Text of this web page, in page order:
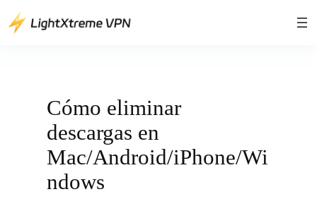
Saltar
Cómo eliminar
descargas en
Mac/Android/iPhone/Wi
ndows